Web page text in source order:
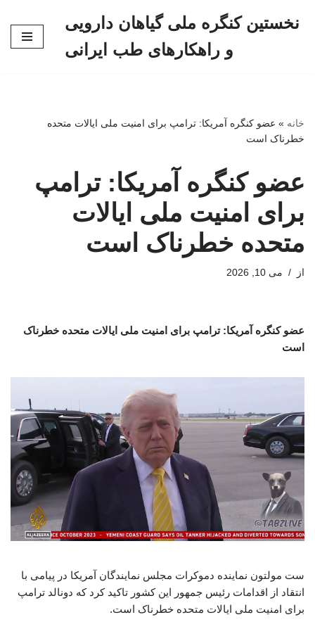
نخستین کنگره ملی گیاهان دارویی
و راهکارهای طب ایرانی
خانه » عضو کنگره آمریکا: ترامپ برای امنیت ملی ایالات متحده
خطرناک است
عضو کنگره آمریکا: ترامپ
برای امنیت ملی ایالات
متحده خطرناک است
از می 10, 2026
عضو کنگره آمریکا: ترامپ برای امنیت ملی ایالات متحده خطرناک
است
ست مولتون نماینده دموکرات مجلس نمایندگان آمریکا در پیامی با
انتقاد از اقدامات رئیس جمهور این کشور تاکید کرد که دونالد ترامپ
برای امنیت ملی ایالات متحده خطرناک است.